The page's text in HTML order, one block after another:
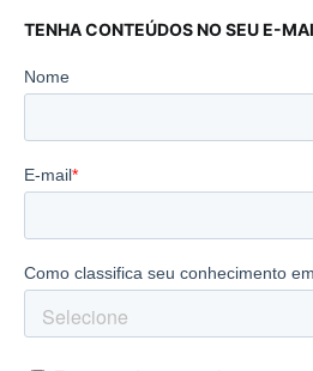
TENHA CONTEÚDOS NO SEU E-